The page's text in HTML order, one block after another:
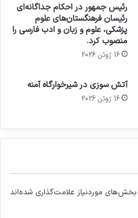
رئیس جمهور در احکام جداگانه‌ای
رئیسان فرهنگستان‌های علوم
پزشکی، علوم و زبان و ادب فارسی را
منصوب کرد.
16 ژوئن 2026
آتش سوزی در شیرخوارگاه آمنه
16 ژوئن 2026
بخش‌های موردنیاز علامت‌گذاری شده‌اند